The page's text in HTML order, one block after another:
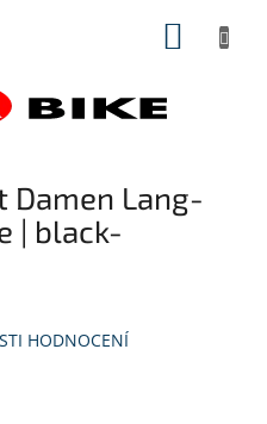
Damen Lang-
| black-
HODNOCENÍ